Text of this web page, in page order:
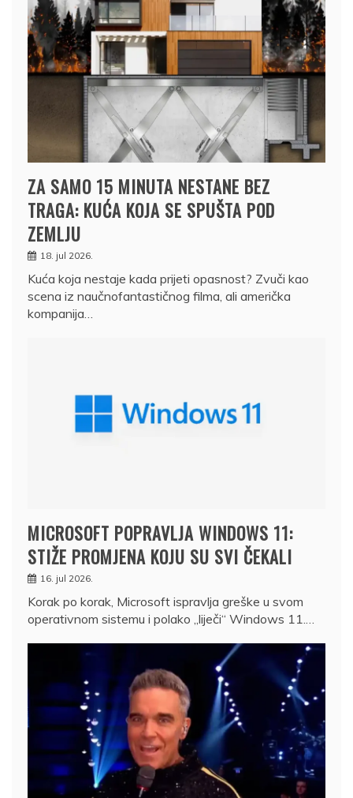
ZA SAMO 15 MINUTA NESTANE BEZ
TRAGA: KUĆA KOJA SE SPUŠTA POD
ZEMLJU
18. jul 2026.
Kuća koja nestaje kada prijeti opasnost? Zvuči kao
scena iz naučnofantastičnog filma, ali američka
kompanija…
MICROSOFT POPRAVLJA WINDOWS 11:
STIŽE PROMJENA KOJU SU SVI ČEKALI
16. jul 2026.
Korak po korak, Microsoft ispravlja greške u svom
operativnom sistemu i polako „liječi“ Windows 11.…